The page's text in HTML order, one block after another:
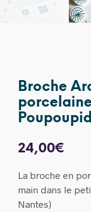
Broche
24,00€
La broche en
main dans le
Nantes)